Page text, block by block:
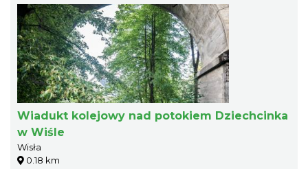
Wiadukt kolejowy nad potokiem Dziechcinka
w Wiśle
Wisła
0.18 km